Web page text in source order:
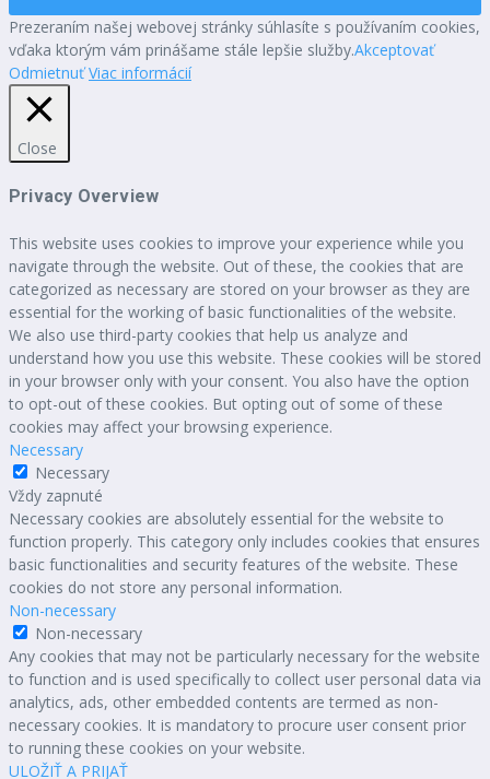
Prezeraním našej webovej stránky súhlasíte s používaním cookies,
vďaka ktorým vám prinášame stále lepšie služby.Akceptovať
Odmietnuť Viac informácií
Close
Privacy Overview
This website uses cookies to improve your experience while you
navigate through the website. Out of these, the cookies that are
categorized as necessary are stored on your browser as they are
essential for the working of basic functionalities of the website.
We also use third-party cookies that help us analyze and
understand how you use this website. These cookies will be stored
in your browser only with your consent. You also have the option
to opt-out of these cookies. But opting out of some of these
cookies may affect your browsing experience.
Necessary
Necessary
Vždy zapnuté
Necessary cookies are absolutely essential for the website to
function properly. This category only includes cookies that ensures
basic functionalities and security features of the website. These
cookies do not store any personal information.
Non-necessary
Non-necessary
Any cookies that may not be particularly necessary for the website
to function and is used specifically to collect user personal data via
analytics, ads, other embedded contents are termed as non-
necessary cookies. It is mandatory to procure user consent prior
to running these cookies on your website.
ULOŽIŤ A PRIJAŤ